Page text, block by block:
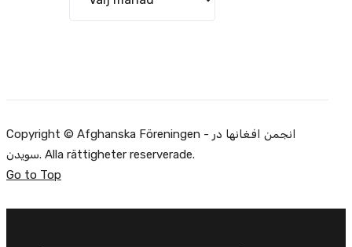
Copyright © Afghanska Föreningen - انجمن افغانها در
سویدن. Alla rättigheter reserverade.
Go to Top